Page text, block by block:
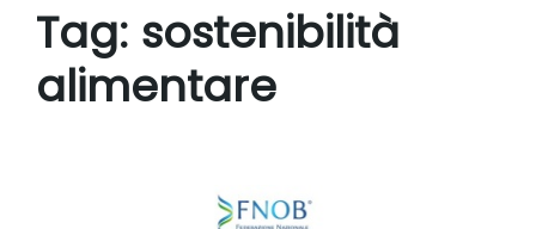
Tag: sostenibilità
alimentare